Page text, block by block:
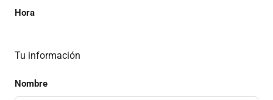
Hora
Tu información
Nombre